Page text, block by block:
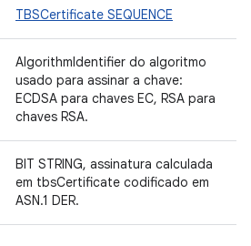
TBSCertificate SEQUENCE
AlgorithmIdentifier do algoritmo
usado para assinar a chave:
ECDSA para chaves EC, RSA para
chaves RSA.
BIT STRING, assinatura calculada
em tbsCertificate codificado em
ASN.1 DER.